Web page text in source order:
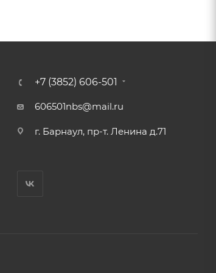
+7 (3852) 606-501
606501nbs@mail.ru
г. Барнаул, пр-т. Ленина д.71